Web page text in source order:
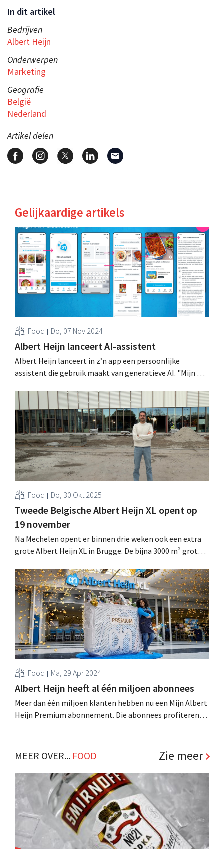
In dit artikel
Bedrijven
Albert Heijn
Onderwerpen
Marketing
Geografie
België
Nederland
Artikel delen
Gelijkaardige artikels
Food Do, 07 Nov 2024
Albert Heijn lanceert AI-assistent
Albert Heijn lanceert in z’n app een persoonlijke
assistent die gebruik maakt van generatieve AI. "Mijn AH
productsuggesties en praktische tips voor het koken of
bewaren van gerechten. .
Food Do, 30 Okt 2025
Tweede Belgische Albert Heijn XL opent op
19 november
Na Mechelen opent er binnen drie weken ook een extra
grote Albert Heijn XL in Brugge. De bijna 3000 m² grote
België voor de Nederlandse supermarktketen. .
Food Ma, 29 Apr 2024
Albert Heijn heeft al één miljoen abonnees
Meer dan één miljoen klanten hebben nu een Mijn Albert
Heijn Premium abonnement. Die abonnees profiteren
MEER OVER... FOOD Zie meer